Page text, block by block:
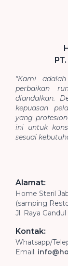
"Kami
perbaikan
diandalkan.
kepuasan
yang
ini untuk
sesuai
Alamat:
Home Steril
(samping
Jl. Raya
Kontak:
Whatsapp/
Email: